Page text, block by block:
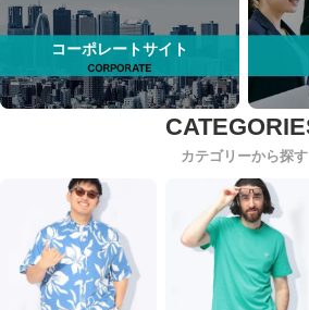
コーポレートサイト
カテゴリーから探す